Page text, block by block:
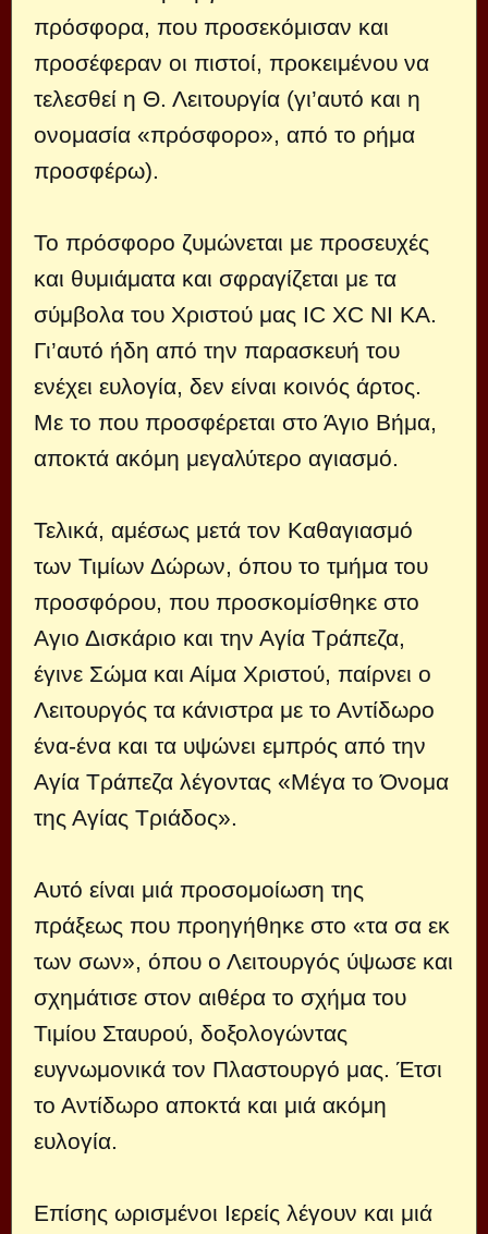
πρόσφορα, που προσεκόμισαν και
προσέφεραν οι πιστοί, προκειμένου να
τελεσθεί η Θ. Λειτουργία (γι’αυτό και η
ονομασία «πρόσφορο», από το ρήμα
προσφέρω).
Το πρόσφορο ζυμώνεται με προσευχές
και θυμιάματα και σφραγίζεται με τα
σύμβολα του Χριστού μας ΙC XC ΝΙ ΚΑ.
Γι’αυτό ήδη από την παρασκευή του
ενέχει ευλογία, δεν είναι κοινός άρτος.
Με το που προσφέρεται στο Άγιο Βήμα,
αποκτά ακόμη μεγαλύτερο αγιασμό.
Τελικά, αμέσως μετά τον Καθαγιασμό
των Τιμίων Δώρων, όπου το τμήμα του
προσφόρου, που προσκομίσθηκε στο
Αγιο Δισκάριο και την Αγία Τράπεζα,
έγινε Σώμα και Αίμα Χριστού, παίρνει ο
Λειτουργός τα κάνιστρα με το Αντίδωρο
ένα-ένα και τα υψώνει εμπρός από την
Αγία Τράπεζα λέγοντας «Μέγα το Όνομα
της Αγίας Τριάδος».
Αυτό είναι μιά προσομοίωση της
πράξεως που προηγήθηκε στο «τα σα εκ
των σων», όπου ο Λειτουργός ύψωσε και
σχημάτισε στον αιθέρα το σχήμα του
Τιμίου Σταυρού, δοξολογώντας
ευγνωμονικά τον Πλαστουργό μας. Έτσι
το Αντίδωρο αποκτά και μιά ακόμη
ευλογία.
Επίσης ωρισμένοι Ιερείς λέγουν και μιά